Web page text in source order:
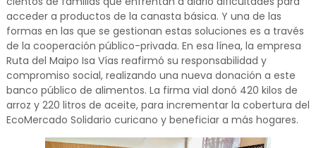
acceder a productos de la canasta básica. Y una de las
formas en las que se gestionan estas soluciones es a través
de la cooperación público-privada. En esa línea, la empresa
Ruta del Maipo Isa Vías reafirmó su responsabilidad y
compromiso social, realizando una nueva donación a este
banco público de alimentos. La firma vial donó 420 kilos de
arroz y 220 litros de aceite, para incrementar la cobertura del
EcoMercado Solidario curicano y beneficiar a más hogares.